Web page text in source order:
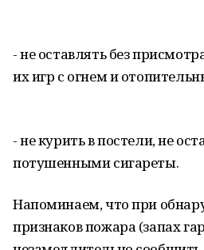
- не оставлять без
их игр с огнем и
- не курить в постели, не
потушенными сигареты.
Напоминаем, что при
признаков пожара (запах